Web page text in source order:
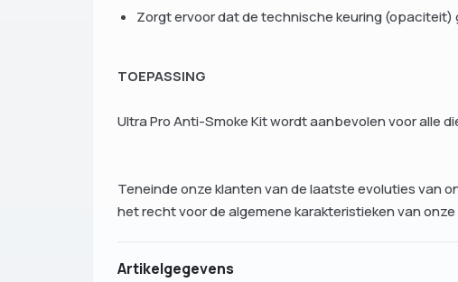
Zorgt ervoor dat de technische keuring (opaciteit)
TOEPASSING
Ultra Pro Anti-Smoke Kit wordt aanbevolen voor alle
Teneinde onze klanten van de laatste evoluties van
het recht voor de algemene karakteristieken van
Artikelgegevens